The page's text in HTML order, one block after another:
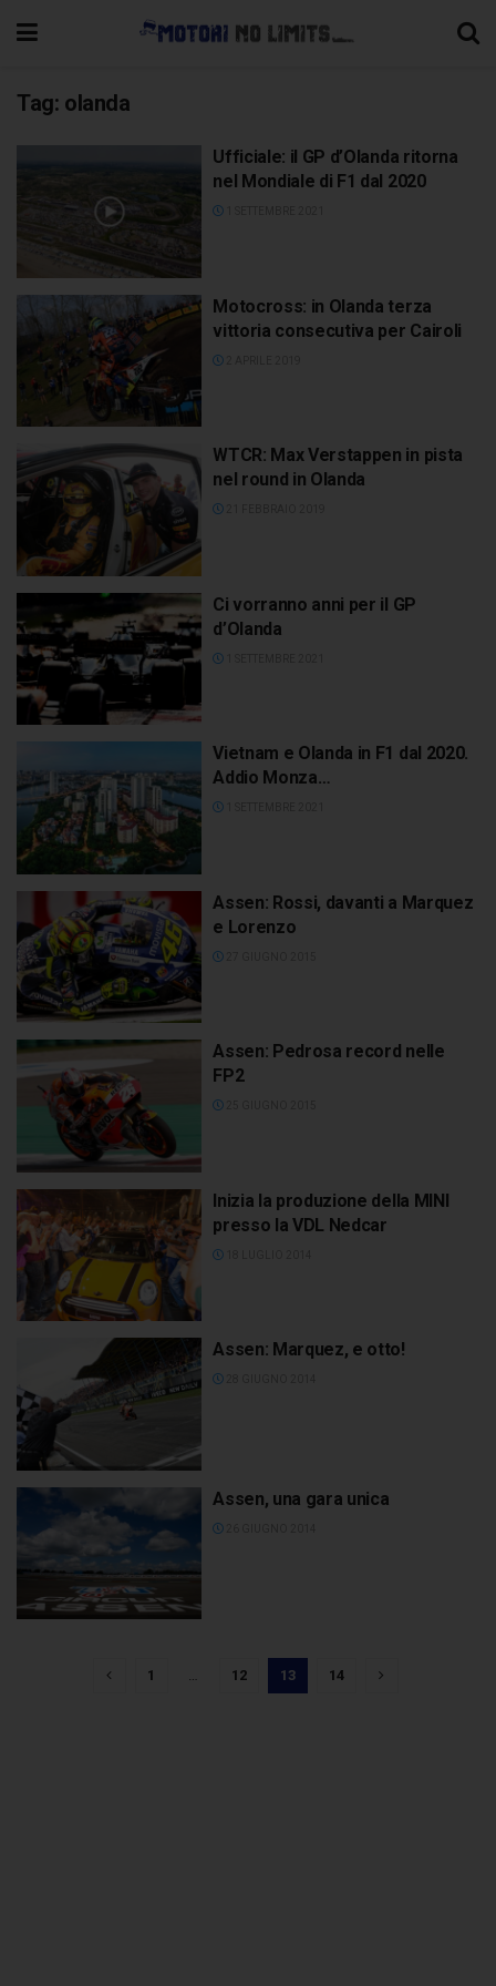
Tag: olanda
Ufficiale: il GP d’Olanda ritorna
nel Mondiale di F1 dal 2020
Motocross: in Olanda terza
vittoria consecutiva per Cairoli
WTCR: Max Verstappen in pista
nel round in Olanda
Ci vorranno anni per il GP
d’Olanda
Vietnam e Olanda in F1 dal 2020.
Addio Monza…
Assen: Rossi, davanti a Marquez
e Lorenzo
Assen: Pedrosa record nelle
FP2
Inizia la produzione della MINI
presso la VDL Nedcar
Assen: Marquez, e otto!
Assen, una gara unica
1 … 12 13 14